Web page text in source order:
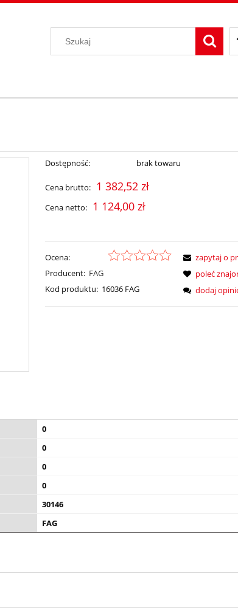
Dostępność: brak towaru
Cena brutto: 1 382,52 zł
Cena netto: 1 124,00 zł
Ocena:
Producent: FAG
Kod produktu: 16036 FAG
zapytaj o
poleć
dodaj
0
0
0
0
30146
FAG